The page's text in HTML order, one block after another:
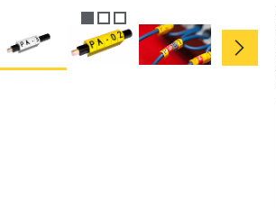
chevron_right